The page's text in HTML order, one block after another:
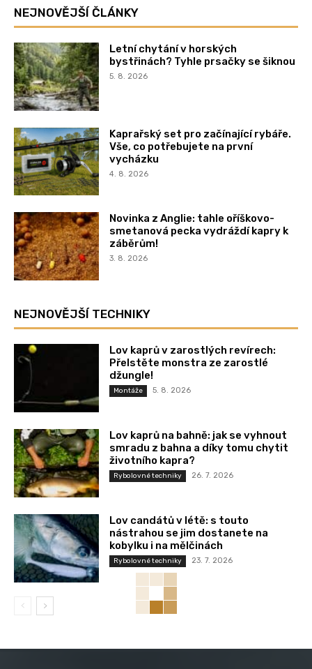
NEJNOVĚJŠÍ ČLÁNKY
Letní chytání v horských
bystřinách? Tyhle prsačky se šiknou
5. 8. 2026
Kaprařský set pro začínající rybáře.
Vše, co potřebujete na první
vycházku
4. 8. 2026
Novinka z Anglie: tahle oříškovo-
smetanová pecka vydráždí kapry k
záběrům!
3. 8. 2026
NEJNOVĚJŠÍ TECHNIKY
Lov kaprů v zarostlých revírech:
Přelstěte monstra ze zarostlé
džungle!
Montáže 5. 8. 2026
Lov kaprů na bahně: jak se vyhnout
smradu z bahna a díky tomu chytit
životního kapra?
Rybolovné techniky 26. 7. 2026
Lov candátů v létě: s touto
nástrahou se jim dostanete na
kobylku i na mělčinách
Rybolovné techniky 23. 7. 2026